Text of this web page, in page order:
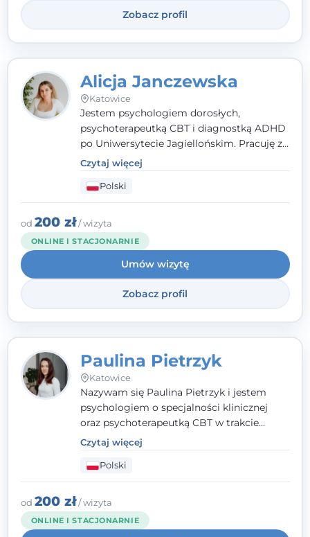
Zobacz profil
Alicja Janczewska
Katowice
Jestem psychologiem dorosłych,
psychoterapeutką CBT i diagnostką ADHD
po Uniwersytecie Jagiellońskim. Pracuję z
dorosłymi, młodzieżą i dziećmi, opierając
pomoc na zrozumieniu indywidualnych
potrzeb i więzi zbudowanej na zaufaniu.
Terapia to dla mnie bezpieczne miejsce, w
którym poczujesz się wysłuchany i
zrozumiany.
Czytaj więcej
Polski
od 200 zł/ wizyta
ONLINE I STACJONARNIE
Umów wizytę
Zobacz profil
Paulina Pietrzyk
Katowice
Nazywam się Paulina Pietrzyk i jestem
psychologiem o specjalności klinicznej
oraz psychoterapeutką CBT w trakcie
szkolenia. Pracuję z dorosłymi, którzy
szukają wsparcia w trudnych momentach -
w obliczu lęku, przewlekłego stresu,
natłoku myśli, obniżonego nastroju,
wypalenia czy kryzysu, a także po prostu
chcą lepiej poznać siebie.
Czytaj więcej
Polski
od 200 zł/ wizyta
ONLINE I STACJONARNIE